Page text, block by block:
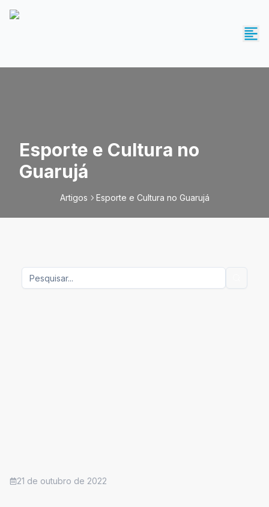
Esporte e Cultura no
Guarujá
Artigos Esporte e Cultura no Guarujá
21 de outubro de 2022